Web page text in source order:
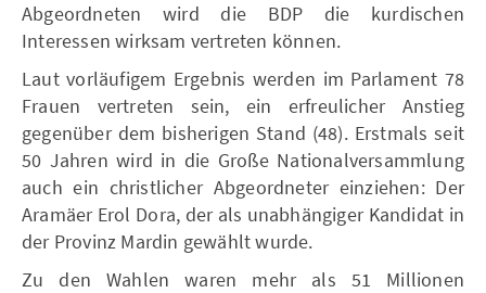
Abgeordneten wird die BDP die kurdischen
Interessen wirksam vertreten können.
Laut vorläufigem Ergebnis werden im Parlament 78
Frauen vertreten sein, ein erfreulicher Anstieg
gegenüber dem bisherigen Stand (48). Erstmals seit
50 Jahren wird in die Große Nationalversammlung
auch ein christlicher Abgeordneter einziehen: Der
Aramäer Erol Dora, der als unabhängiger Kandidat in
der Provinz Mardin gewählt wurde.
Zu den Wahlen waren mehr als 51 Millionen